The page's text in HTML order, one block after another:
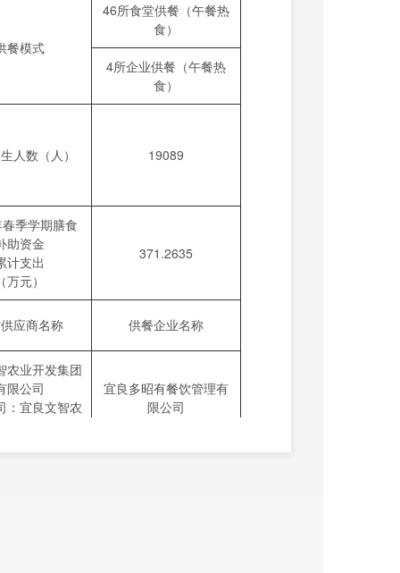
餐模式
46所食堂供餐（午餐热
食）
4所企业供餐（午餐热
食）
人数（人） 19089
季学期膳食
助资金
计支出
（万元）
371.2635
应商名称 供餐企业名称
农业开发集团
限公司
：宜良文智农
宜良多昭有餐饮管理有
限公司